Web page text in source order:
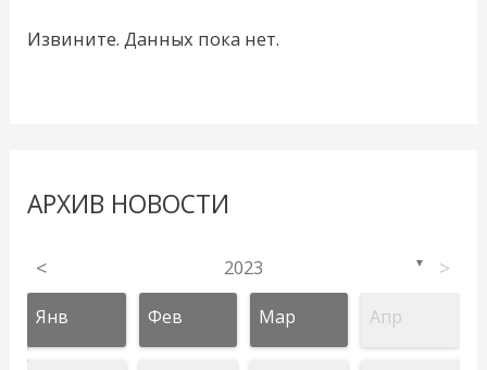
Извините. Данных пока нет.
АРХИВ НОВОСТИ
< 2023 ▼ >
Янв Фев Мар Апр